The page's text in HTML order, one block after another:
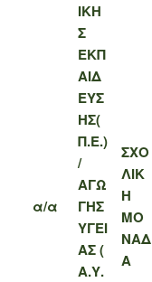
α/α
ΙΚΗ
Σ
ΕΚΠ
ΑΙΔ
ΕΥΣ
ΗΣ(
Π.Ε.)
/
ΑΓΩ
ΓΗΣ
ΥΓΕΙ
ΑΣ (
Α.Υ.
ΣΧΟ
ΛΙΚ
Η
ΜΟ
ΝΑΔ
Α